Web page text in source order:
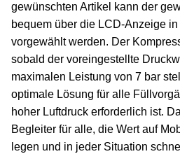
gewünschten Artikel kann der
bequem über die LCD-Anzeige in
vorgewählt werden. Der
sobald der voreingestellte
maximalen Leistung von 7 bar
optimale Lösung für alle
hoher Luftdruck erforderlich ist.
Begleiter für alle, die Wert auf
legen und in jeder Situation